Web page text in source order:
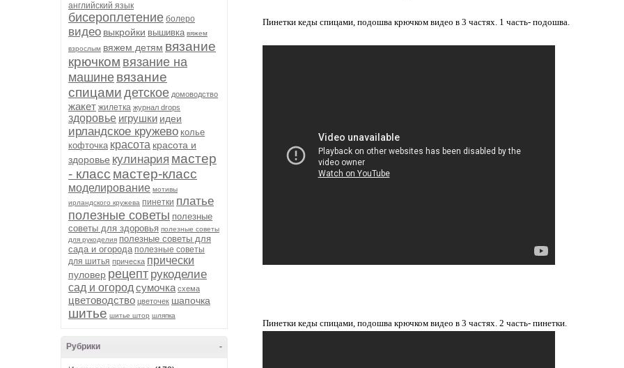
английский язык
бисероплетение болеро
видео выкройки вышивка вяжем
взрослым вяжем детям вязание
крючком вязание на
машине вязание
спицами детское домоводство
жакет жилетка журнал drops
здоровье игрушки идеи
ирландское кружево колье
кофточка красота красота и
здоровье кулинария мастер
- класс мастер-класс
моделирование мотивы
ирландского кружева пинетки платье
полезные советы полезные
советы для здоровья полезные советы
для рукоделия полезные советы для
сада и огорода полезные советы
для шитья прическа прически
пуловер рецепт рукоделие
сад и огород сумочка схема
цветоводство цветочек шапочка
шитье шитье штор шляпка
-
Рубрики
Пинетки кеды спицами, подошва крючком видео в 3 частях. 1 часть- подошва.
Пинетки кеды спицами, подошва крючком видео в 3 частях. 2 часть- пинетки.